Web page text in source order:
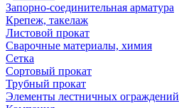
Запорно-соединительная арматура
Крепеж, такелаж
Листовой прокат
Сварочные материалы, химия
Сетка
Сортовый прокат
Трубный прокат
Элементы лестничных ограждений